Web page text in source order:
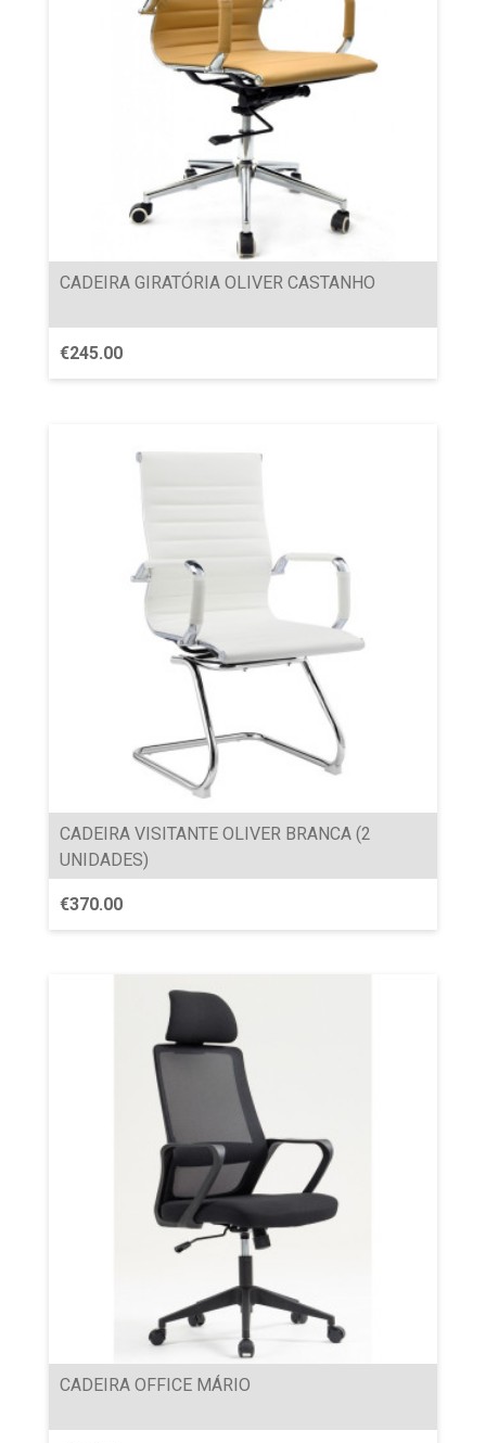
CADEIRA GIRATÓRIA OLIVER CASTANHO
€245.00
CADEIRA VISITANTE OLIVER BRANCA (2
UNIDADES)
€370.00
CADEIRA OFFICE MÁRIO